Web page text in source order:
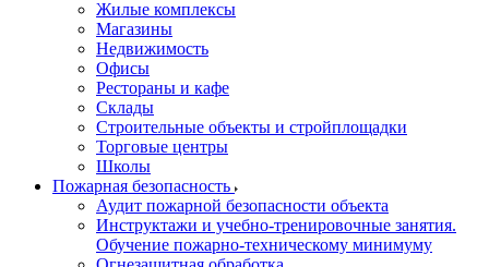
Жилые комплексы
Магазины
Недвижимость
Офисы
Рестораны и кафе
Склады
Строительные объекты и стройплощадки
Торговые центры
Школы
Пожарная безопасность
Аудит пожарной безопасности объекта
Инструктажи и учебно-тренировочные занятия.
Обучение пожарно-техническому минимуму